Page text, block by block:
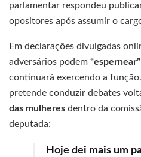
parlamentar respondeu
opositores após assumir o
Em declarações divulgadas
adversários podem
continuará exercendo a
pretende conduzir debates
das mulheres dentro da
deputada:
Hoje dei mais um